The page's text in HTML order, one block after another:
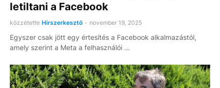
letiltani a Facebook
közzétette Hírszerkesztő - november 19, 2025
Egyszer csak jött egy értesítés a Facebook alkalmazástól,
amely szerint a Meta a felhasználói …